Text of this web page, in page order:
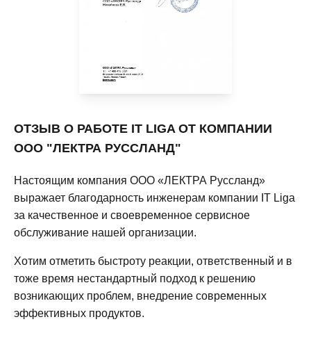
ОТЗЫВ О РАБОТЕ IT LIGA ОТ КОМПАНИИ
ООО "ЛЕКТРА РУССЛАНД"
Настоящим компания ООО «ЛЕКТРА Руссланд»
выражает благодарность инженерам компании IT Liga
за качественное и своевременное сервисное
обслуживание нашей организации.
Хотим отметить быстроту реакции, ответственный и в
тоже время нестандартный подход к решению
возникающих проблем, внедрение современных
эффективных продуктов.